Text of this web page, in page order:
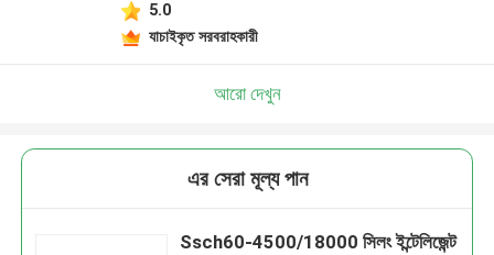
5.0
যাচাইকৃত সরবরাহকারী
আরো দেখুন
এর সেরা মূল্য পান
Ssch60-4500/18000 সিলং ইন্টেলিজেন্ট